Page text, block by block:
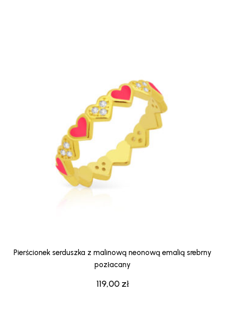
119,00 zł
Pierścionek serduszka z malinową neonową emalią srebrny
pozłacany